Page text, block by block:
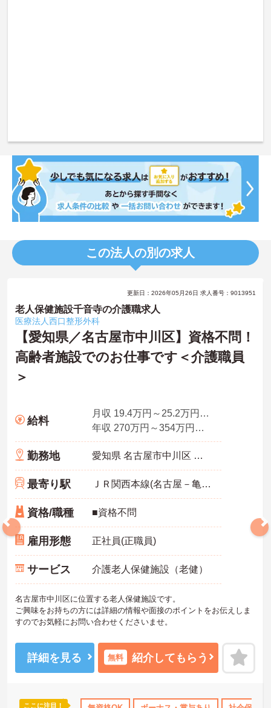
この法人の別の求人
更新日：2026年05月26日 求人番号：9013951
老人保健施設千音寺の介護職求人
医療法人西口整形外科
【愛知県／名古屋市中川区】資格不問！
高齢者施設でのお仕事です＜介護職員
＞
給料
月収 19.4万円～25.2万円程度（諸手当込み）
年収 270万円～354万円程度（諸手当込み）
勤務地 愛知県 名古屋市中川区 富田町大字千音寺字間渡里2834-1
最寄り駅 ＪＲ関西本線(名古屋－亀山)「春田駅」バス・車9分
資格/職種 ■資格不問
雇用形態 正社員(正職員)
サービス 介護老人保健施設（老健）
名古屋市中川区に位置する老人保健施設です。
ご興味をお持ちの方には詳細の情報や面接のポイントをお伝えしま
すのでお気軽にお問い合わせくださいませ。
詳細を見る 無料 紹介してもらう
ここに注目！